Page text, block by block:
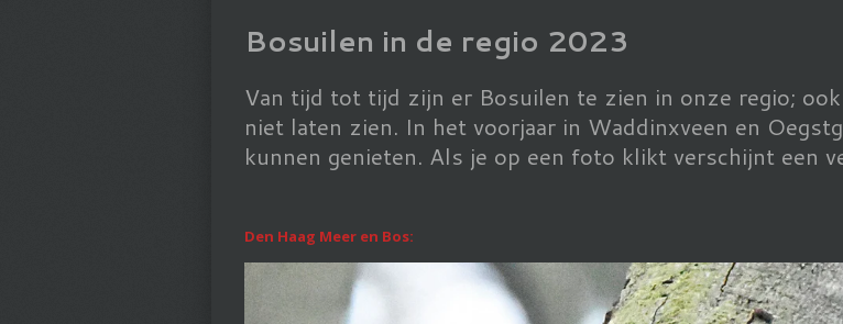
Bosuilen in de regio 2023
Van tijd tot tijd zijn er Bosuilen te zien in onze regio;
niet laten zien. In het voorjaar in Waddinxveen en
kunnen genieten. Als je op een foto klikt verschijnt een
Den Haag Meer en Bos: